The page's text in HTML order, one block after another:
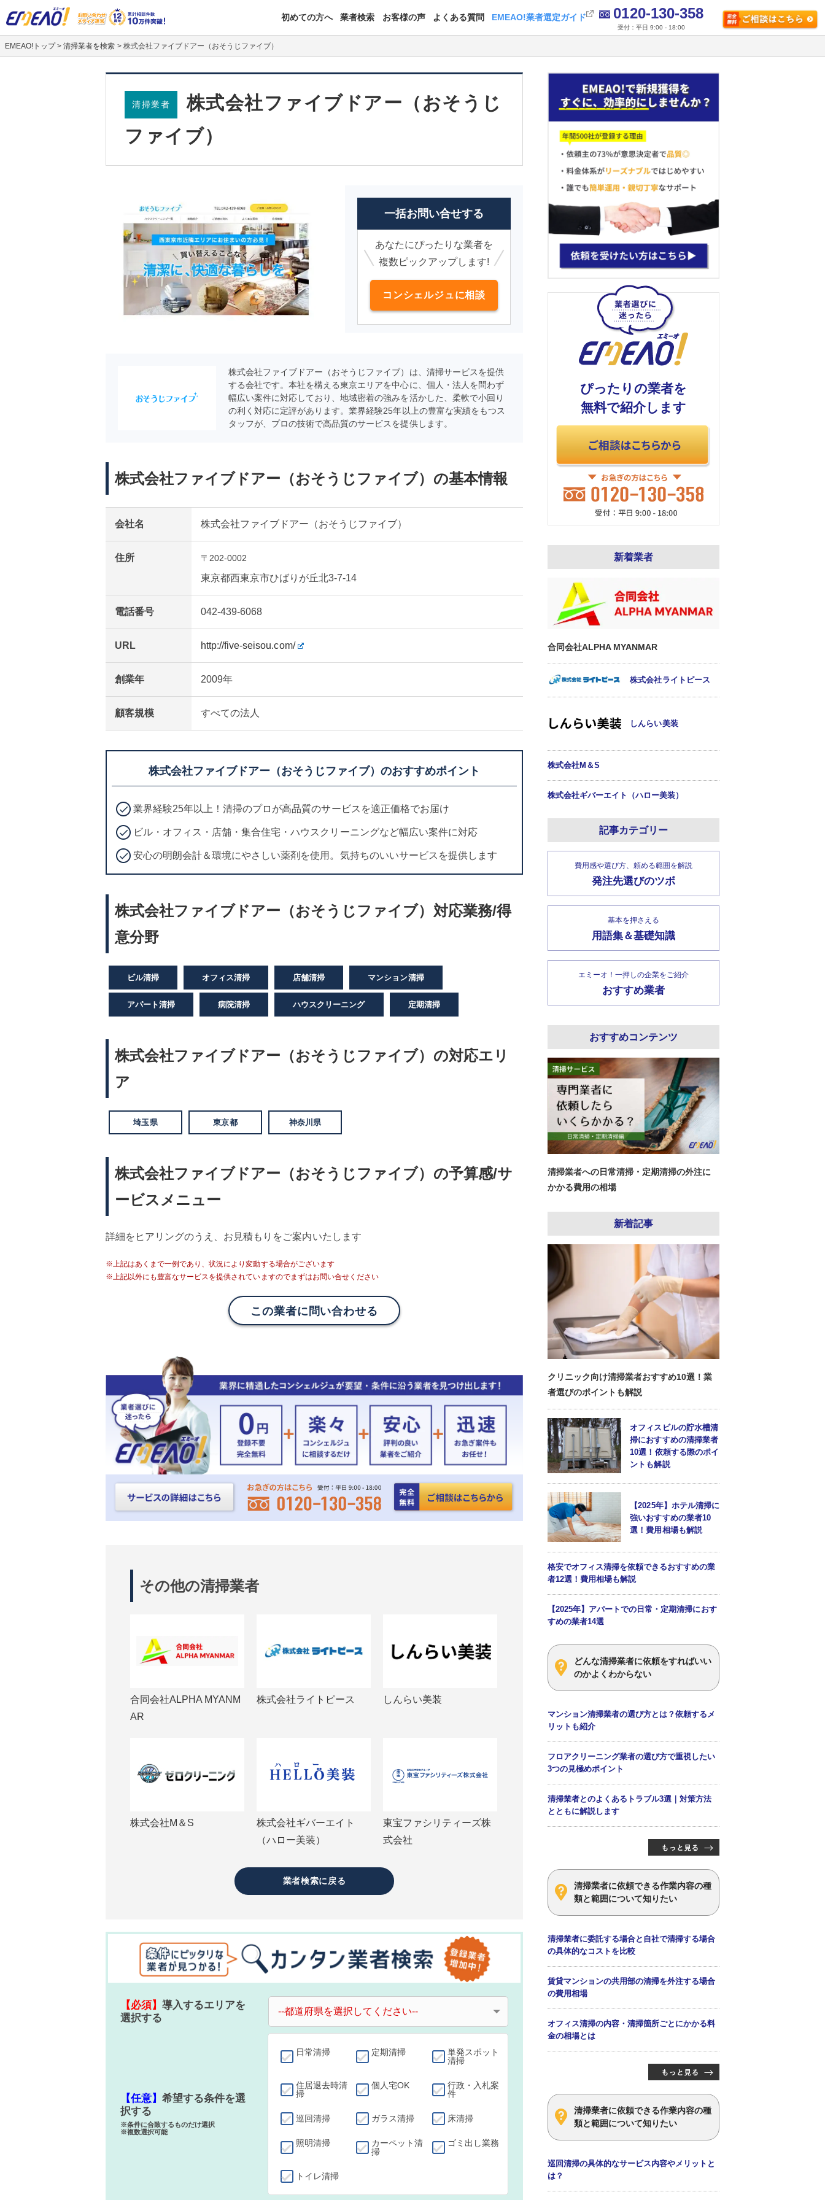
初めての方へ 業者検索 お客様の声 よくある質問 EMEAO!業者選定ガイド 0120-130-358
受付：平日 9:00 - 18:00
EMEAO!トップ >清掃業者を検索 > 株式会社ファイブドアー（おそうじファイブ）
清掃業者
株式会社ファイブドアー（おそうじ
ファイブ）
一括お問い合せする
あなたにぴったりな業者を
複数ピックアップします!
コンシェルジュに相談
株式会社ファイブドアー（おそうじファイブ）は、清掃サービスを提供
する会社です。本社を構える東京エリアを中心に、個人・法人を問わず
幅広い案件に対応しており、地域密着の強みを活かした、柔軟で小回り
の利く対応に定評があります。業界経験25年以上の豊富な実績をもつス
タッフが、プロの技術で高品質のサービスを提供します。
株式会社ファイブドアー（おそうじファイブ）の基本情報
会社名 株式会社ファイブドアー（おそうじファイブ）
住所 〒202-0002
東京都西東京市ひばりが丘北3-7-14
電話番号 042-439-6068
URL http://five-seisou.com/
創業年 2009年
顧客規模 すべての法人
株式会社ファイブドアー（おそうじファイブ）のおすすめポイント
業界経験25年以上！清掃のプロが高品質のサービスを適正価格でお届け
ビル・オフィス・店舗・集合住宅・ハウスクリーニングなど幅広い案件に対応
安心の明朗会計＆環境にやさしい薬剤を使用。気持ちのいいサービスを提供します
株式会社ファイブドアー（おそうじファイブ）対応業務/得
意分野
ビル清掃 オフィス清掃 店舗清掃 マンション清掃
アパート清掃 病院清掃 ハウスクリーニング 定期清掃
株式会社ファイブドアー（おそうじファイブ）の対応エリ
ア
埼玉県 東京都 神奈川県
株式会社ファイブドアー（おそうじファイブ）の予算感/サ
ービスメニュー
詳細をヒアリングのうえ、お見積もりをご案内いたします
※上記はあくまで一例であり、状況により変動する場合がございます
※上記以外にも豊富なサービスを提供されていますのでまずはお問い合せください
この業者に問い合わせる
その他の清掃業者
合同会社ALPHA MYANM
AR
株式会社ライトピース しんらい美装
株式会社M＆S
株式会社ギバーエイト
（ハロー美装）
東宝ファシリティーズ株
式会社
業者検索に戻る
【必須】導入するエリアを
選択する
【任意】希望する条件を選
択する
※条件に合致するものだけ選択
※複数選択可能
日常清掃 定期清掃
単発スポット
清掃
住居退去時清
掃
個人宅OK
行政・入札案
件
巡回清掃 ガラス清掃 床清掃
照明清掃
カーペット清
掃
ゴミ出し業務
トイレ清掃
ぴったりの業者を
無料で紹介します
新着業者
合同会社ALPHA MYANMAR
株式会社ライトピース
しんらい美装
株式会社M＆S
株式会社ギバーエイト（ハロー美装）
記事カテゴリー
費用感や選び方、頼める範囲を解説
発注先選びのツボ
基本を押さえる
用語集＆基礎知識
エミーオ！一押しの企業をご紹介
おすすめ業者
おすすめコンテンツ
清掃業者への日常清掃・定期清掃の外注に
かかる費用の相場
新着記事
クリニック向け清掃業者おすすめ10選！業
者選びのポイントも解説
オフィスビルの貯水槽清
掃におすすめの清掃業者
10選！依頼する際のポイ
ントも解説
【2025年】ホテル清掃に
強いおすすめの業者10
選！費用相場も解説
格安でオフィス清掃を依頼できるおすすめの業
者12選！費用相場も解説
【2025年】アパートでの日常・定期清掃におす
すめの業者14選
どんな清掃業者に依頼をすればいい
のかよくわからない
マンション清掃業者の選び方とは？依頼するメ
リットも紹介
フロアクリーニング業者の選び方で重視したい
3つの見極めポイント
清掃業者とのよくあるトラブル3選｜対策方法
とともに解説します
清掃業者に依頼できる作業内容の種
類と範囲について知りたい
清掃業者に委託する場合と自社で清掃する場合
の具体的なコストを比較
賃貸マンションの共用部の清掃を外注する場合
の費用相場
オフィス清掃の内容・清掃箇所ごとにかかる料
金の相場とは
清掃業者に依頼できる作業内容の種
類と範囲について知りたい
巡回清掃の具体的なサービス内容やメリットと
は？